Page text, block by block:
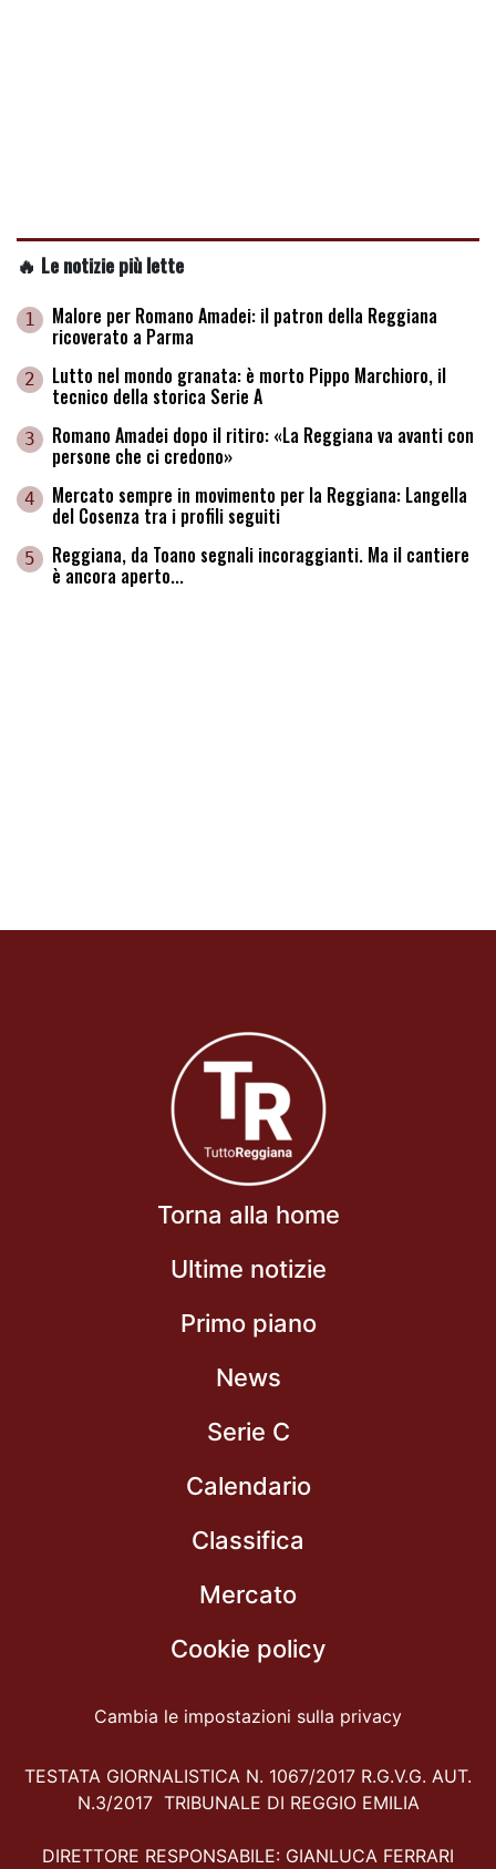
🔥 Le notizie più lette
1 Malore per Romano Amadei: il patron della Reggiana
ricoverato a Parma
2 Lutto nel mondo granata: è morto Pippo Marchioro, il
tecnico della storica Serie A
3 Romano Amadei dopo il ritiro: «La Reggiana va avanti con
persone che ci credono»
4 Mercato sempre in movimento per la Reggiana: Langella
del Cosenza tra i profili seguiti
5 Reggiana, da Toano segnali incoraggianti. Ma il cantiere
è ancora aperto...
Torna alla home
Ultime notizie
Primo piano
News
Serie C
Calendario
Classifica
Mercato
Cookie policy
Cambia le impostazioni sulla privacy
TESTATA GIORNALISTICA N. 1067/2017 R.G.V.G. AUT.
N.3/2017 TRIBUNALE DI REGGIO EMILIA
DIRETTORE RESPONSABILE: GIANLUCA FERRARI